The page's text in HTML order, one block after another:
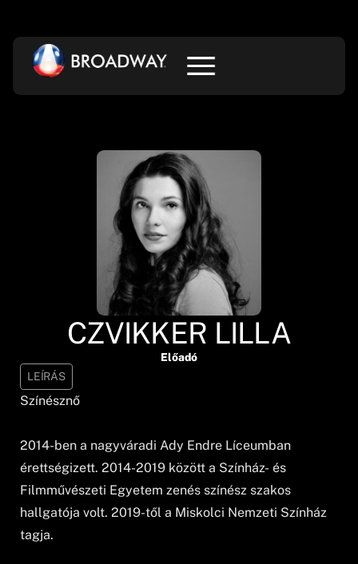
CZVIKKER LILLA
Előadó
LEÍRÁS
Színésznő
2014-ben a nagyváradi Ady Endre Líceumban
érettségizett. 2014-2019 között a Színház- és
Filmművészeti Egyetem zenés színész szakos
hallgatója volt. 2019-től a Miskolci Nemzeti Színház
tagja.